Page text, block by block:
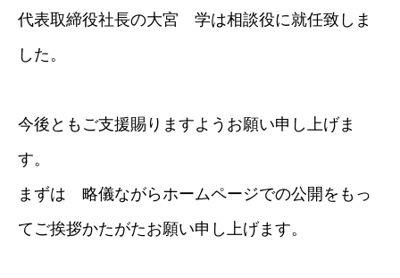
代表取締役社長の大宮 学は相談役に就任致しま
した。
今後ともご支援賜りますようお願い申し上げま
す。
まずは 略儀ながらホームページでの公開をもっ
てご挨拶かたがたお願い申し上げます。